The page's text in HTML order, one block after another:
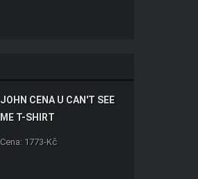
JOHN CENA U CAN'T SEE
ME T-SHIRT
Cena: 1773-Kč